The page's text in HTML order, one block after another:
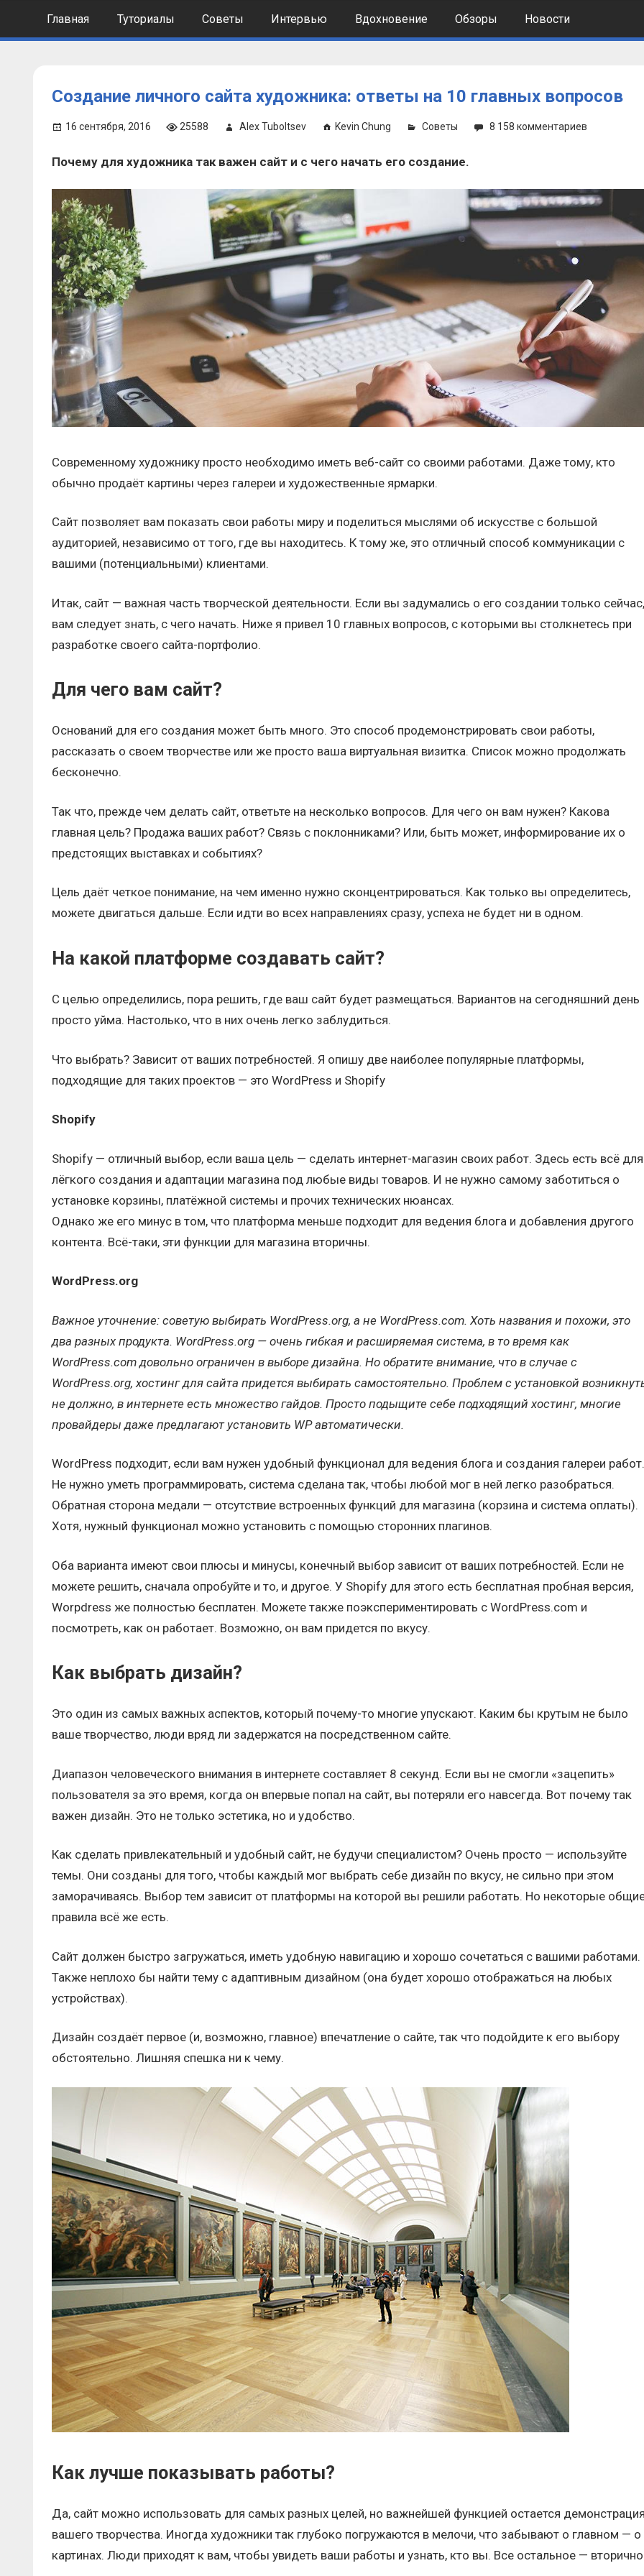
Главная Туториалы Советы Интервью Вдохновение Обзоры Новости
Создание личного сайта художника: ответы на 10 главных вопросов
16 сентября, 2016 25588 Alex Tuboltsev Kevin Chung Советы 8 158 комментариев
Почему для художника так важен сайт и с чего начать его создание.
Современному художнику просто необходимо иметь веб-сайт со своими работами. Даже тому, кто
обычно продаёт картины через галереи и художественные ярмарки.
Сайт позволяет вам показать свои работы миру и поделиться мыслями об искусстве с большой
аудиторией, независимо от того, где вы находитесь. К тому же, это отличный способ коммуникации с
вашими (потенциальными) клиентами.
Итак, сайт — важная часть творческой деятельности. Если вы задумались о его создании только сейчас,
вам следует знать, с чего начать. Ниже я привел 10 главных вопросов, с которыми вы столкнетесь при
разработке своего сайта-портфолио.
Для чего вам сайт?
Оснований для его создания может быть много. Это способ продемонстрировать свои работы,
рассказать о своем творчестве или же просто ваша виртуальная визитка. Список можно продолжать
бесконечно.
Так что, прежде чем делать сайт, ответьте на несколько вопросов. Для чего он вам нужен? Какова
главная цель? Продажа ваших работ? Связь с поклонниками? Или, быть может, информирование их о
предстоящих выставках и событиях?
Цель даёт четкое понимание, на чем именно нужно сконцентрироваться. Как только вы определитесь,
можете двигаться дальше. Если идти во всех направлениях сразу, успеха не будет ни в одном.
На какой платформе создавать сайт?
С целью определились, пора решить, где ваш сайт будет размещаться. Вариантов на сегодняшний день
просто уйма. Настолько, что в них очень легко заблудиться.
Что выбрать? Зависит от ваших потребностей. Я опишу две наиболее популярные платформы,
подходящие для таких проектов — это WordPress и Shopify
Shopify
Shopify — отличный выбор, если ваша цель — сделать интернет-магазин своих работ. Здесь есть всё для
лёгкого создания и адаптации магазина под любые виды товаров. И не нужно самому заботиться о
установке корзины, платёжной системы и прочих технических нюансах.
Однако же его минус в том, что платформа меньше подходит для ведения блога и добавления другого
контента. Всё-таки, эти функции для магазина вторичны.
WordPress.org
Важное уточнение: советую выбирать WordPress.org, а не WordPress.com. Хоть названия и похожи, это
два разных продукта. WordPress.org — очень гибкая и расширяемая система, в то время как
WordPress.com довольно ограничен в выборе дизайна. Но обратите внимание, что в случае с
WordPress.org, хостинг для сайта придется выбирать самостоятельно. Проблем с установкой
не должно, в интернете есть множество гайдов. Просто подыщите себе подходящий хостинг, многие
провайдеры даже предлагают установить WP автоматически.
WordPress подходит, если вам нужен удобный функционал для ведения блога и создания галереи работ.
Не нужно уметь программировать, система сделана так, чтобы любой мог в ней легко разобраться.
Обратная сторона медали — отсутствие встроенных функций для магазина (корзина и система оплаты).
Хотя, нужный функционал можно установить с помощью сторонних плагинов.
Оба варианта имеют свои плюсы и минусы, конечный выбор зависит от ваших потребностей. Если не
можете решить, сначала опробуйте и то, и другое. У Shopify для этого есть бесплатная пробная версия,
Worpdress же полностью бесплатен. Можете также поэкспериментировать с WordPress.com и
посмотреть, как он работает. Возможно, он вам придется по вкусу.
Как выбрать дизайн?
Это один из самых важных аспектов, который почему-то многие упускают. Каким бы крутым не было
ваше творчество, люди вряд ли задержатся на посредственном сайте.
Диапазон человеческого внимания в интернете составляет 8 секунд. Если вы не смогли «зацепить»
пользователя за это время, когда он впервые попал на сайт, вы потеряли его навсегда. Вот почему так
важен дизайн. Это не только эстетика, но и удобство.
Как сделать привлекательный и удобный сайт, не будучи специалистом? Очень просто — используйте
темы. Они созданы для того, чтобы каждый мог выбрать себе дизайн по вкусу, не сильно при этом
заморачиваясь. Выбор тем зависит от платформы на которой вы решили работать. Но некоторые
правила всё же есть.
Сайт должен быстро загружаться, иметь удобную навигацию и хорошо сочетаться с вашими работами.
Также неплохо бы найти тему с адаптивным дизайном (она будет хорошо отображаться на любых
устройствах).
Дизайн создаёт первое (и, возможно, главное) впечатление о сайте, так что подойдите к его выбору
обстоятельно. Лишняя спешка ни к чему.
Как лучше показывать работы?
Да, сайт можно использовать для самых разных целей, но важнейшей функцией остается
вашего творчества. Иногда художники так глубоко погружаются в мелочи, что забывают о главном — о
картинах. Люди приходят к вам, чтобы увидеть ваши работы и узнать, кто вы. Все остальное —